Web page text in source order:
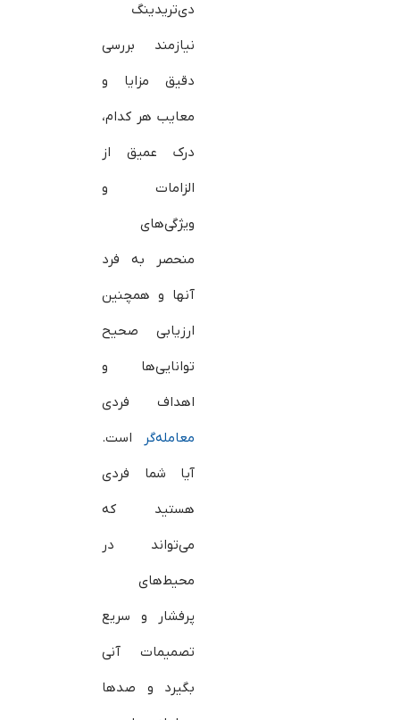
دی‌تریدینگ
نیازمند بررسی
دقیق مزایا و
معایب هر کدام،
درک عمیق از
الزامات و
ویژگی‌های
منحصر به فرد
آنها و همچنین
ارزیابی صحیح
توانایی‌ها و
اهداف فردی
معامله‌گر
است.
آیا شما فردی
هستید که
می‌تواند در
محیط‌های
پرفشار و سریع
تصمیمات آنی
بگیرد و صدها